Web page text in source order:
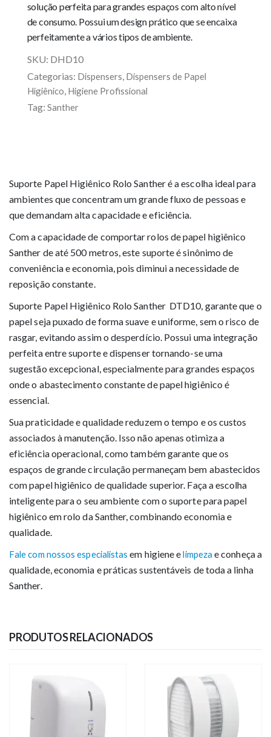
solução perfeita para grandes espaços com alto nível
de consumo. Possui um design prático que se encaixa
perfeitamente a vários tipos de ambiente.
SKU: DHD10
Categorias: Dispensers Dispensers de Papel
Higiênico Higiene Profissional
Tag: Santher
Suporte Papel Higiênico Rolo Santher é a escolha ideal para
ambientes que concentram um grande fluxo de pessoas e
que demandam alta capacidade e eficiência.
Com a capacidade de comportar rolos de papel higiênico
Santher de até 500 metros, este suporte é sinônimo de
conveniência e economia, pois diminui a necessidade de
reposição constante.
Suporte Papel Higiênico Rolo Santher DTD10, garante que o
papel seja puxado de forma suave e uniforme, sem o risco de
rasgar, evitando assim o desperdício. Possui uma integração
perfeita entre suporte e dispenser tornando-se uma
sugestão excepcional, especialmente para grandes espaços
onde o abastecimento constante de papel higiênico é
essencial.
Sua praticidade e qualidade reduzem o tempo e os custos
associados à manutenção. Isso não apenas otimiza a
eficiência operacional, como também garante que os
espaços de grande circulação permaneçam bem abastecidos
com papel higiênico de qualidade superior. Faça a escolha
inteligente para o seu ambiente com o suporte para papel
higiênico em rolo da Santher, combinando economia e
qualidade.
Fale com nossos especialistas em higiene elimpezae conheça a
qualidade, economia e práticas sustentáveis de toda a linha
Santher.
PRODUTOS RELACIONADOS